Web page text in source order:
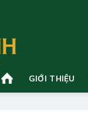
GIỚI THIỆU